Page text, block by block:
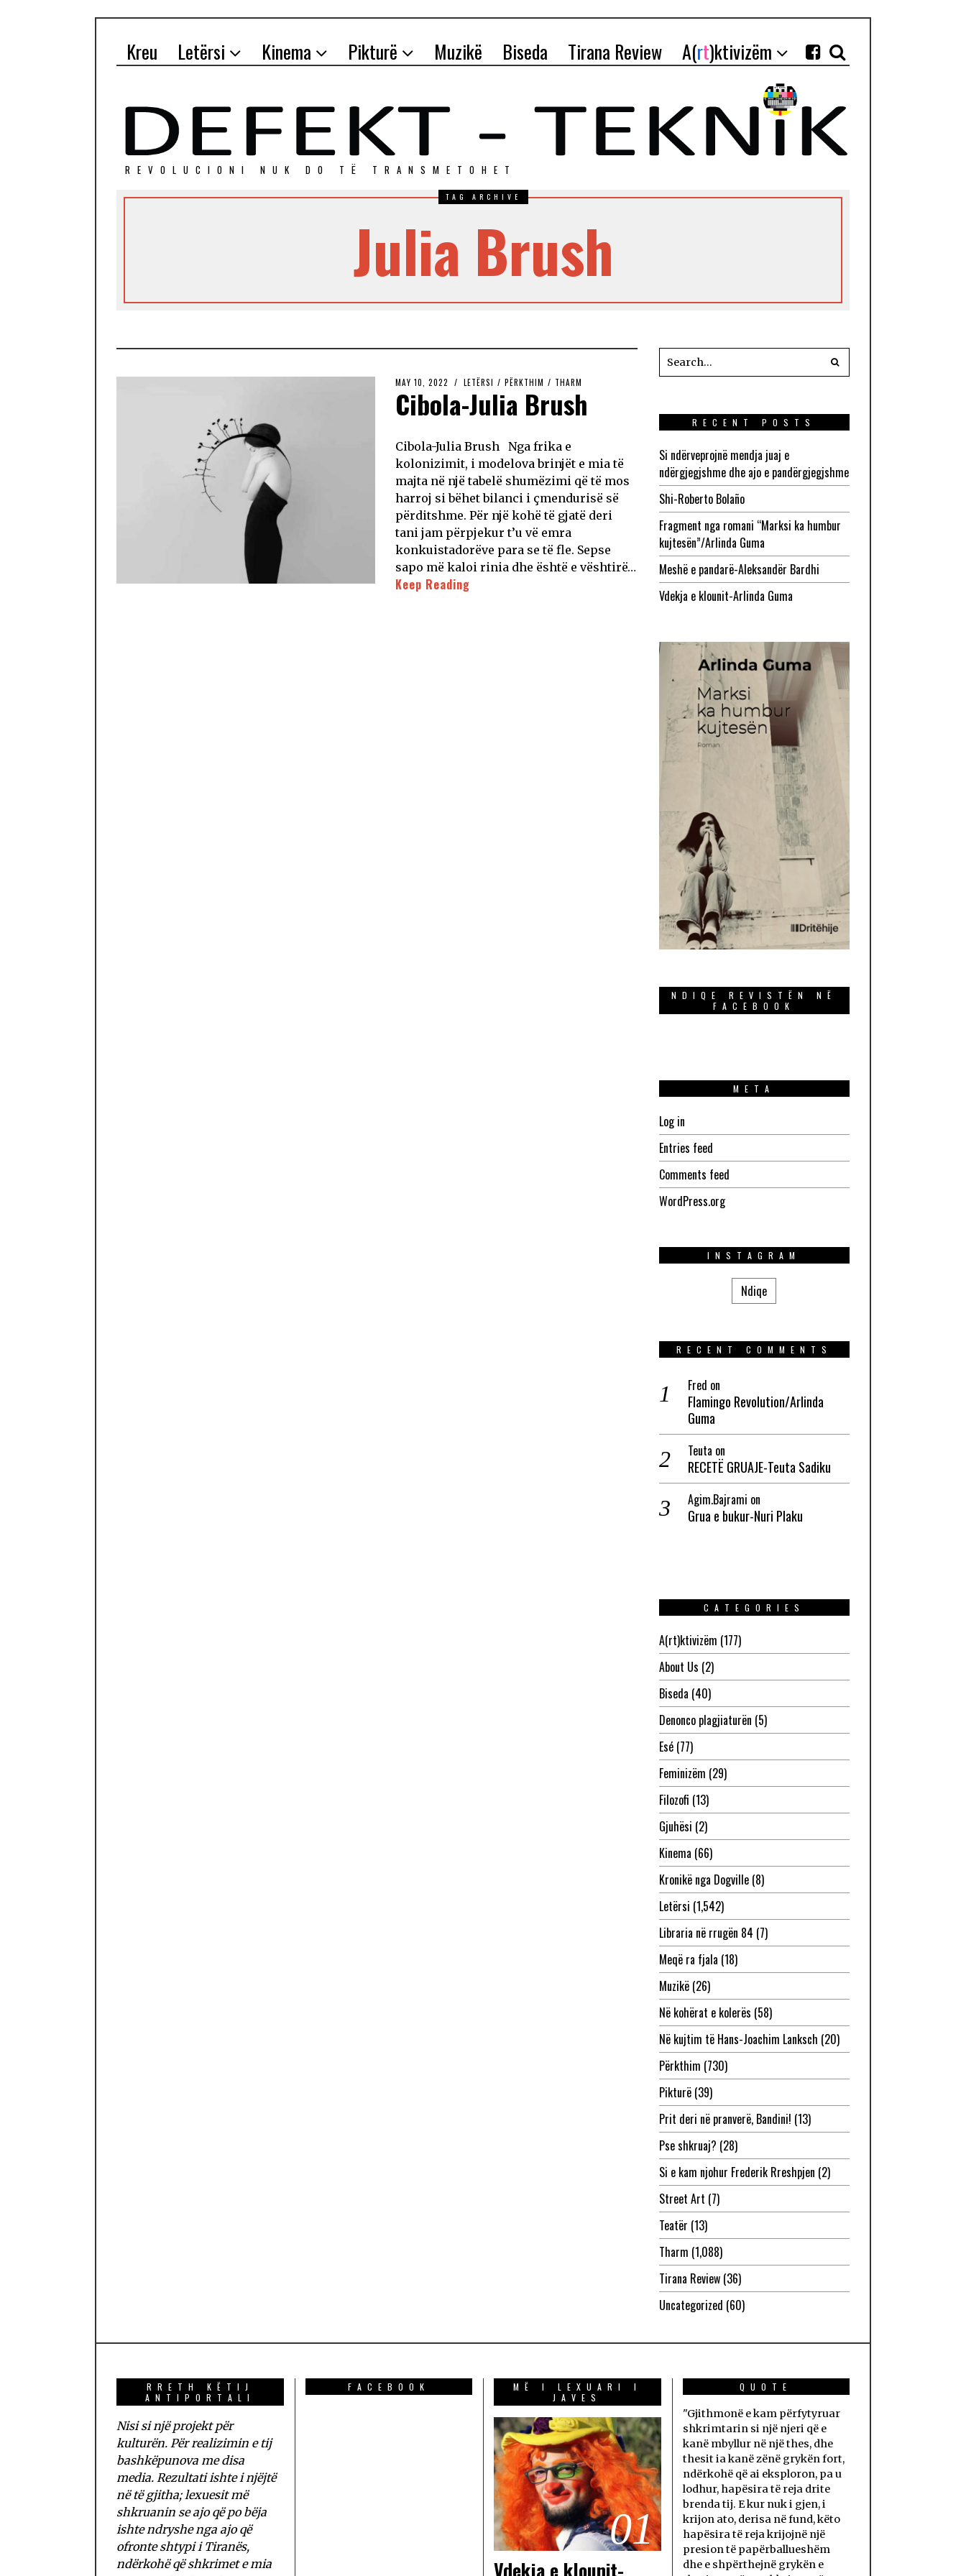
Kreu Letërsi Kinema Pikturë Muzikë Biseda Tirana Review A(rt)ktivizëm
REVOLUCIONI NUK DO TЁ TRANSMETOHET
TAG ARCHIVE
Julia Brush
MAY 10, 2022 LETËRSI / PËRKTHIM / THARM
Cibola-Julia Brush
Cibola-Julia Brush Nga frika e
kolonizimit, i modelova brinjët e mia të
majta në një tabelë shumëzimi që të mos
harroj si bëhet bilanci i çmendurisë së
përditshme. Për një kohë të gjatë deri
tani jam përpjekur t’u vë emra
konkuistadorëve para se të fle. Sepse
sapo më kaloi rinia dhe është e vështirë…
Keep Reading
RECENT POSTS
Si ndërveprojnë mendja juaj e
ndërgjegjshme dhe ajo e pandërgjegjshme
Shi-Roberto Bolaño
Fragment nga romani “Marksi ka humbur
kujtesën”/Arlinda Guma
Meshë e pandarë-Aleksandër Bardhi
Vdekja e klounit-Arlinda Guma
NDIQE REVISTËN NË
FACEBOOK
META
Log in
Entries feed
Comments feed
WordPress.org
INSTAGRAM
Ndiqe
RECENT COMMENTS
Fred on
Flamingo Revolution/Arlinda
Guma
Teuta on
RECETË GRUAJE-Teuta Sadiku
Agim.Bajrami on
Grua e bukur-Nuri Plaku
CATEGORIES
A(rt)ktivizëm (177)
About Us (2)
Biseda (40)
Denonco plagjiaturën (5)
Esé(77)
Feminizëm (29)
Filozofi (13)
Gjuhësi (2)
Kinema (66)
Kronikë nga Dogville(8)
Letërsi (1,542)
Libraria në rrugën 84 (7)
Meqë ra fjala (18)
Muzikë(26)
Në kohërat e kolerës (58)
Në kujtim të Hans-Joachim Lanksch (20)
Përkthim (730)
Pikturë(39)
Prit deri në pranverë, Bandini! (13)
Pse shkruaj? (28)
Si e kam njohur Frederik Rreshpjen (2)
Street Art (7)
Teatër (13)
Tharm (1,088)
Tirana Review(36)
Uncategorized (60)
RRETH KËTIJ
ANTIPORTALI
Nisi si një projekt për
kulturën. Për realizimin e tij
bashkëpunova me disa
media. Rezultati ishte i njëjtë
në të gjitha; lexuesit më
shkruanin se ajo që po bëja
ishte ndryshe nga ajo që
ofronte shtypi i Tiranës,
ndërkohë që shkrimet e mia
FACEBOOK
MË I LEXUARI I
JAVES
01
Vdekja e klounit-
QUOTE
"Gjithmonë e kam përfytyruar
shkrimtarin si një njeri që e
kanë mbyllur në një thes, dhe
thesit ia kanë zënë grykën fort,
ndërkohë që ai eksploron, pa u
lodhur, hapësira të reja drite
brenda tij. E kur nuk i gjen, i
krijon ato, derisa në fund, këto
hapësira të reja krijojnë një
presion të papërballueshëm
dhe e shpërthejnë grykën e